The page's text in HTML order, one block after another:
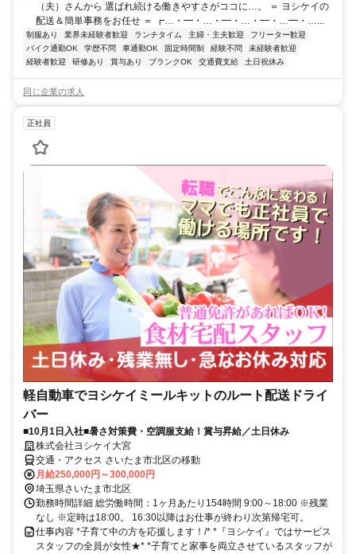
（夫）さんから 選ばれ続ける働きやすさがココに…。 ＝ ヨシケイの
配送＆簡単事務をお任せ ＝ ┏…・━・…・━・…・━・…━・…...
制服あり 業界未経験者歓迎 ランチタイム 主婦・主夫歓迎
フリーター歓迎
バイク通勤OK
学歴不問 車通勤OK 固定時間制 経験不問
未経験者歓迎
経験者歓迎
研修あり 賞与あり ブランクOK 交通費支給 土日祝休み
同じ企業の求人
正社員
軽自動車でヨシケイミールキットのルート配送ドライ
バー
■10月1日入社■暑さ対策費・空調服支給！賞与昇給／土日休み
株式会社ヨシケイ大宮
交通・アクセス さいたま市北区の移動
月給250,000円～300,000円
埼玉県さいたま市北区
勤務時間詳細 総労働時間：1ヶ月あたり154時間 9:00～18:00 ※残業
なし ※定時は18:00。 16:30以降はお仕事が終わり次第帰宅可。
仕事内容 *子育て中の方を応援します！/* *『ヨシケイ』ではサービス
スタッフの全員が女性★* *子育てと家事を両立させているスタッフが